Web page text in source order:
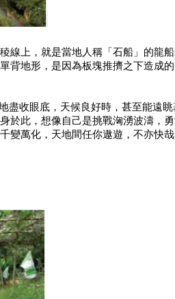
線上，就是當地人稱「石船」的龍
背地形，是因為板塊推擠之下造成
盡收眼底，天候良好時，甚至能遠
於此，想像自己是挑戰洶湧波濤，
變萬化，天地間任你遨遊，不亦快哉